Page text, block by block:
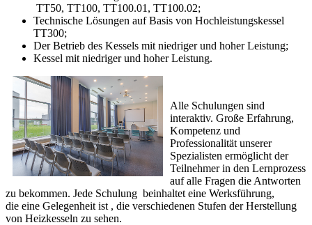
TT50, TT100, TT100.01, TT100.02;
Technische Lösungen auf Basis von Hochleistungskessel
TT300;
Der Betrieb des Kessels mit niedriger und hoher Leistung;
Kessel mit niedriger und hoher Leistung.
Alle Schulungen sind
interaktiv. Große Erfahrung,
Kompetenz und
Professionalität unserer
Spezialisten ermöglicht der
Teilnehmer in den Lernprozess
auf alle Fragen die Antworten
zu bekommen. Jede Schulung beinhaltet eine Werksführung,
die eine Gelegenheit ist , die verschiedenen Stufen der Herstellung
von Heizkesseln zu sehen.